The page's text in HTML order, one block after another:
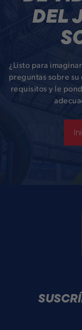
DEL
¿Listo para
preguntas sobre su
requisitos y le